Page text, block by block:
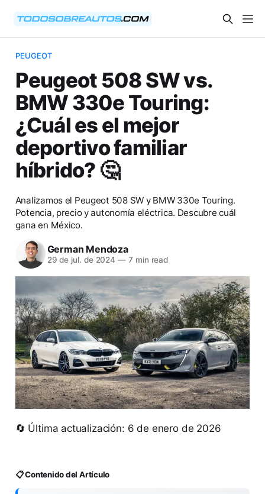
PEUGEOT
Peugeot 508 SW vs.
BMW 330e Touring:
¿Cuál es el mejor
deportivo familiar
híbrido? 🤔
Analizamos el Peugeot 508 SW y BMW 330e Touring.
Potencia, precio y autonomía eléctrica. Descubre cuál
gana en México.
German Mendoza
29 de jul. de 2024 — 7 min read
🔄 Última actualización: 6 de enero de 2026
📋 Contenido del Artículo